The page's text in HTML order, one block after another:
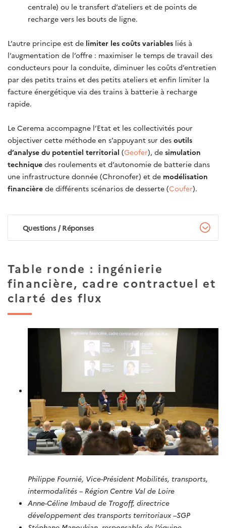
centrale) ou le transfert d’ateliers et de points de
recharge vers les bouts de ligne.
L’autre principe est de limiter les coûts variables liés à
l’augmentation de l’offre : maximiser le temps de travail des
conducteurs pour la conduite, diminuer les coûts d’entretien
par des petits trains et des petits ateliers et enfin limiter la
facture énergétique via des trains à batterie à recharge
rapide.
Le Cerema accompagne l’Etat et les collectivités pour
objectiver cette méthode en s’appuyant sur des outils
d’analyse du potentiel territorial (Geofer), de simulation
technique des roulements et d’autonomie de batterie dans
une infrastructure donnée (Chronofer) et de modélisation
financière de différents scénarios de desserte (Coufer).
Questions / Réponses
Table ronde : ingénierie
financière, cadre contractuel et
clarté des flux
Philippe Fournié, Vice-Président Mobilités, transports,
intermodalités – Région Centre Val de Loire
Anne-Céline Imbaud de Trogoff, directrice
développement des transports territoriaux –SGP